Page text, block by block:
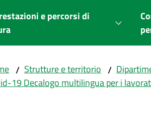
e percorsi di
/ Strutture e territorio /
19 Decalogo multilingua per i